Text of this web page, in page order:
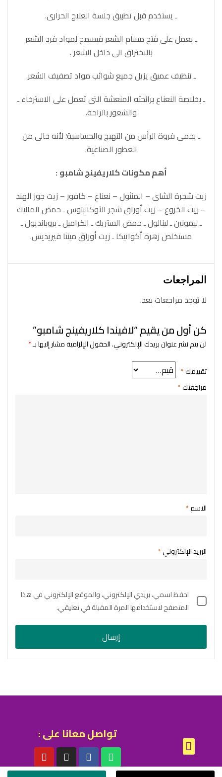
ـ يستخدم قبل تطبيق جلسة العلاج الحرارى.
ـ يعمل على فتح مسام الشعر فيسمح لمواد فرد الشعر
بالاختراق الى داخل الشعر .
ـ تنظيف عميق يزيل جميع شوائب مواد تصفيف الشعر.
ـ بخلاصة النعناع برائحته المنعشة التى تعمل على الاسترخاء ـ
والشعور بالراحة.
ـ يحمى فروة الرأس من التهيج والحساسية؛ لأنه خالى من
العطور الصناعية.
أهم مكوناتكلاريفينج شامبو:
زيت شجرة الشاى – المنثول – نعناع – كافور – زيت جوز الهند
– زيت الخروع – زيت أوراق شجر الأوكالبتوس ـ حمض الماليك
ـ ليمونين ـ لينالول ـ حمض الستريك ـ الكراميل ـ بروبانديول ـ
مستخلص زهرة أكواتيكا ـ زيت أوراق مينثا فيريديس.
المراجعات
لا توجد مراجعات بعد.
كن أول من يقيم “لافيندا كلاريفينج شامبو”
لن يتم نشر عنوان بريدك الإلكتروني.الحقول الإلزامية مشار إليها بـ*
تقييمك*
مراجعتك*
الاسم*
البريد الإلكتروني*
احفظ اسمي، بريدي الإلكتروني، والموقع الإلكتروني في هذا
المتصفح لاستخدامها المرة المقبلة في تعليقي.
تواصل معانا على :